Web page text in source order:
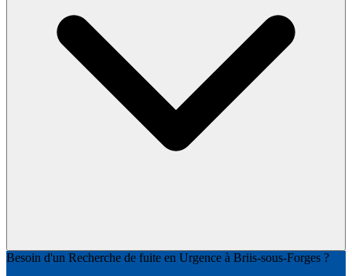
Besoin d'un Recherche de fuite en Urgence à Briis-sous-Forges ?